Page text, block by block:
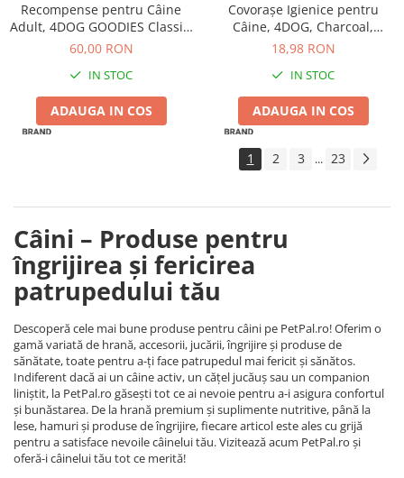
Recompense pentru Câine
Adult, 4DOG GOODIES Classic,
Os din Calciu cu Pui, 1kg
60,00 RON
IN STOC
ADAUGA IN COS
Covorașe Igienice pentru
Câine, 4DOG, Charcoal,
60x60cm, 10 bucăți
18,98 RON
IN STOC
ADAUGA IN COS
1 2 3 ... 23
Câini – Produse pentru
îngrijirea și fericirea
patrupedului tău
Descoperă cele mai bune produse pentru câini pe PetPal.ro! Oferim o
gamă variată de hrană, accesorii, jucării, îngrijire și produse de
sănătate, toate pentru a-ți face patrupedul mai fericit și sănătos.
Indiferent dacă ai un câine activ, un cățel jucăuș sau un companion
liniștit, la PetPal.ro găsești tot ce ai nevoie pentru a-i asigura confortul
și bunăstarea. De la hrană premium și suplimente nutritive, până la
lese, hamuri și produse de îngrijire, fiecare articol este ales cu grijă
pentru a satisface nevoile câinelui tău. Vizitează acum PetPal.ro și
oferă-i câinelui tău tot ce merită!